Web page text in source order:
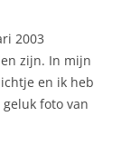
2003
zijn. In mijn
en ik heb
foto van